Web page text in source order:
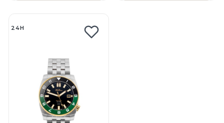
24H